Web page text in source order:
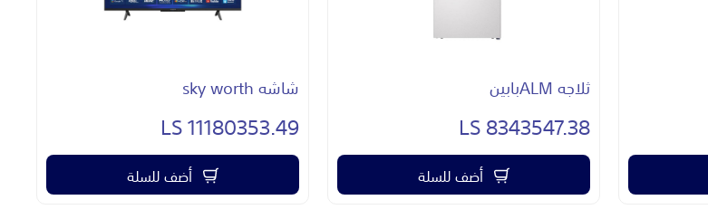
ثلاجه ALMبابين
8343547.38 LS
أضف للسلة
شاشه sky worth
11180353.49 LS
أضف للسلة